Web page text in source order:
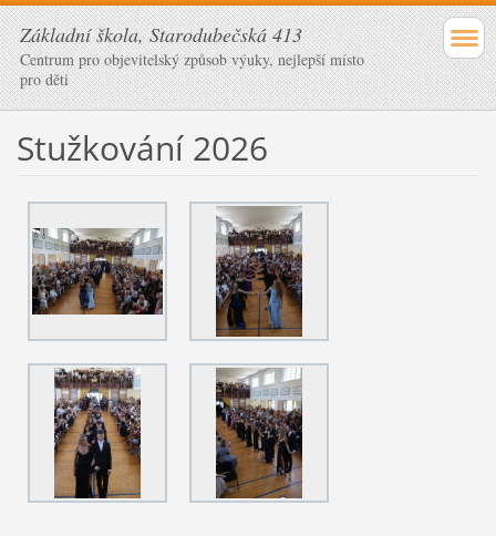
Základní škola, Starodubečská 413
Centrum pro objevitelský způsob výuky, nejlepší místo
pro děti
Stužkování 2026